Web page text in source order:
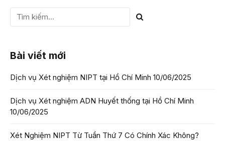
Bài viết mới
Dịch vụ Xét nghiệm NIPT tại Hồ Chí Minh 10/06/2025
Dịch vụ Xét nghiệm ADN Huyết thống tại Hồ Chí Minh
10/06/2025
Xét Nghiệm NIPT Từ Tuần Thứ 7 Có Chính Xác Không?